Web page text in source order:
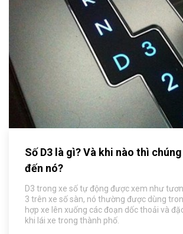
Số D3 là gì? Và khi nào thì
đến nó?
D3 trong xe số tự động được xem như
3 trên xe số sàn, nó thường được dùng
hợp xe lên xuống các đoạn dốc thoải và
khi lái xe trong thành phố.